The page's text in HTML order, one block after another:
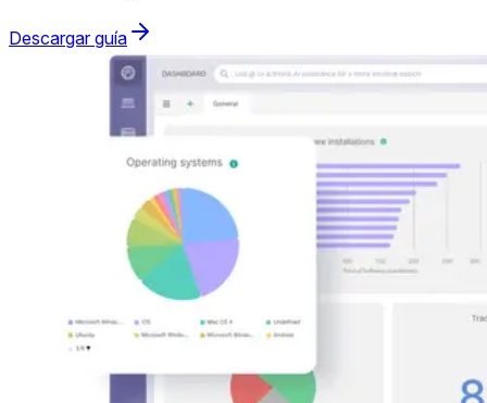
Descargar guía